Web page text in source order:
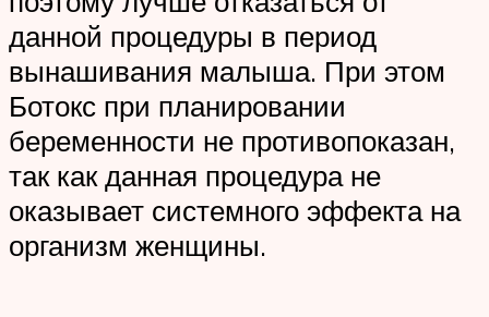
данной процедуры в период
вынашивания малыша. При этом
Ботокс при планировании
беременности не противопоказан,
так как данная процедура не
оказывает системного эффекта на
организм женщины.